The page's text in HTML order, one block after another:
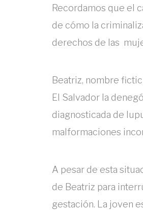
Recordamos que el
de cómo la
derechos de las
Beatriz, nombre
El Salvador la
diagnosticada de
malformaciones
A pesar de esta
de Beatriz para
gestación. La joven